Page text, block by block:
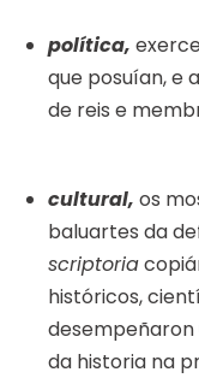
política,
que posuían, e
de reis e
cultural, os
baluartes da
scriptoria
históricos,
da historia na